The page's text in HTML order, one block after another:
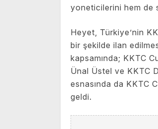
yoneticilerini hem de
Heyet, Türkiye’nin
bir şekilde ilan
kapsamında; KKTC
Ünal Üstel ve KKTC
esnasında da KKTC
geldi.